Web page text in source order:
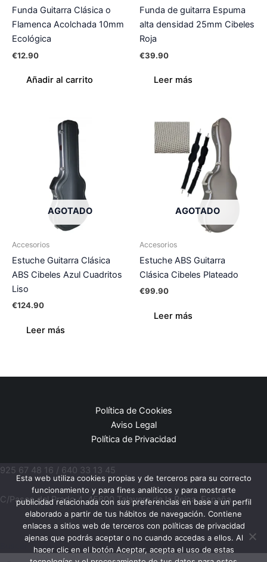
Funda Guitarra Clásica o
Flamenca Acolchada 10mm
Ecológica
€12.90
Añadir al carrito
Funda de guitarra Espuma
alta densidad 25mm Cibeles
Roja
€39.90
Leer más
AGOTADO
Accesorios
Estuche Guitarra Clásica
ABS Cibeles Azul Cuadritos
Liso
€124.90
Leer más
AGOTADO
Accesorios
Estuche ABS Guitarra
Clásica Cibeles Plateado
€99.90
Leer más
Política de Cookies
Aviso Legal
Política de Privacidad
925 67 48 16 / 640 33 13 45
C/Paseo del Prado 4, 45600 Talavera de la Reina, España.
Esta web utiliza cookies propias y de terceros para su correcto
funcionamiento y para fines analíticos y para mostrarte
publicidad relacionada con sus preferencias en base a un perfil
elaborado a partir de tus hábitos de navegación. Contiene
enlaces a sitios web de terceros con políticas de privacidad
ajenas que podrás aceptar o no cuando accedas a ellos. Al
hacer clic en el botón Aceptar, acepta el uso de estas